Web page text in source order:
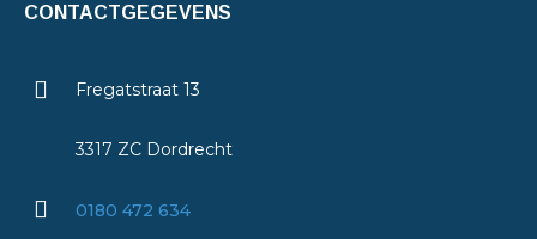
CONTACTGEGEVENS
Fregatstraat 13
3317 ZC Dordrecht
0180 472 634